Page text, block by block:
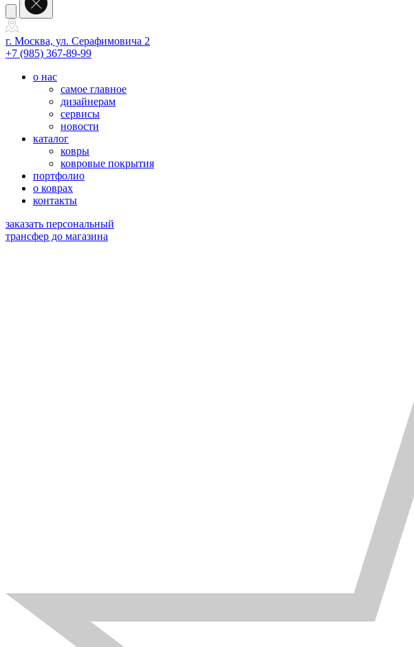
г. Москва, ул. Серафимовича 2
+7 (985) 367-89-99
о нас
самое главное
дизайнерам
сервисы
новости
каталог
ковры
ковровые покрытия
портфолио
о коврах
контакты
заказать персональный
трансфер до магазина